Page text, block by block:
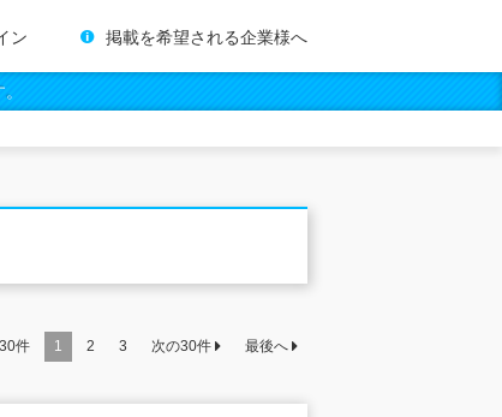
ン 掲載を希望される企業様へ
30件 1 2 3 次の30件 最後へ